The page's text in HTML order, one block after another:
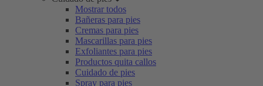
Mostrar todos
Bañeras para pies
Cremas para pies
Mascarillas para pies
Exfoliantes para pies
Productos quita callos
Cuidado de pies
Spray para pies